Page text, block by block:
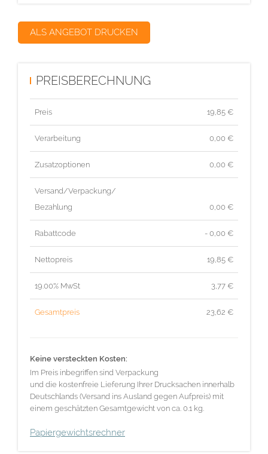
ALS ANGEBOT DRUCKEN
PREISBERECHNUNG
Preis 19,85 €
Verarbeitung 0,00 €
Zusatzoptionen 0,00 €
Versand/Verpackung/
Bezahlung
0,00 €
Rabattcode - 0,00 €
Nettopreis 19,85 €
19.00% MwSt 3,77 €
Gesamtpreis 23,62 €
Keine versteckten Kosten:
Im Preis inbegriffen sind Verpackung
und die kostenfreie Lieferung Ihrer Drucksachen innerhalb
Deutschlands (Versand ins Ausland gegen Aufpreis) mit
einem geschätzten Gesamtgewicht von ca. 0.1 kg.
Papiergewichtsrechner